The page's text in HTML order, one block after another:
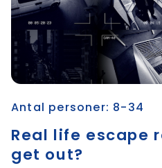
Antal personer: 8-34
Real life escape
get out?